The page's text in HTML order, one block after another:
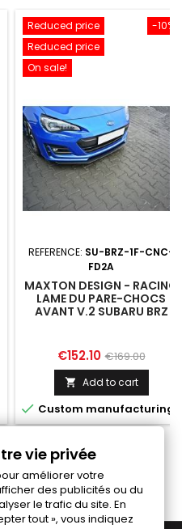
-10%
Reduced price
Reduced price
On sale!
REFERENCE: SU-BRZ-1F-CNC-
FD2A
MAXTON DESIGN - RACING
LAME DU PARE-CHOCS
AVANT V.2 SUBARU BRZ
Price
€152.10 Regular
price
€169.00
 Add to cart
 Custom manufacturing
Facebook
vie privée
améliorer votre
des publicités ou du
le trafic du site. En
tout », vous indiquez